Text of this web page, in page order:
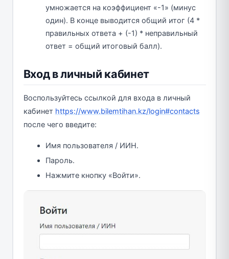
умножается на коэффициент «-1» (минус
один). В конце выводится общий итог (4 *
правильных ответа + (-1) * неправильный
ответ = общий итоговый балл).
Вход в личный кабинет
Воспользуйтесь ссылкой для входа в личный
кабинет https://www.bilemtihan.kz/login#contacts
после чего введите:
Имя пользователя / ИИН.
Пароль.
Нажмите кнопку «Войти».